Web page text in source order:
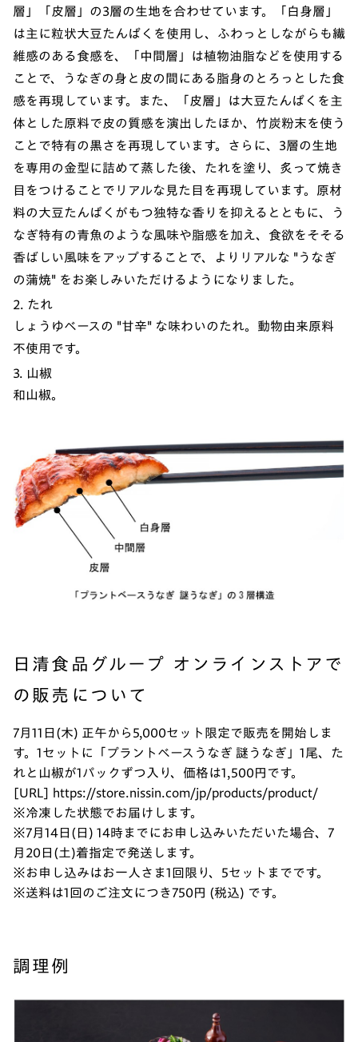
層」「皮層」の3層の生地を合わせています。「白身層」
は主に粒状大豆たんぱくを使用し、ふわっとしながらも繊
維感のある食感を、「中間層」は植物油脂などを使用する
ことで、うなぎの身と皮の間にある脂身のとろっとした食
感を再現しています。また、「皮層」は大豆たんぱくを主
体とした原料で皮の質感を演出したほか、竹炭粉末を使う
ことで特有の黒さを再現しています。さらに、3層の生地
を専用の金型に詰めて蒸した後、たれを塗り、炙って焼き
目をつけることでリアルな見た目を再現しています。原材
料の大豆たんぱくがもつ独特な香りを抑えるとともに、う
なぎ特有の青魚のような風味や脂感を加え、食欲をそそる
香ばしい風味をアップすることで、よりリアルな "うなぎ
の蒲焼" をお楽しみいただけるようになりました。
2. たれ
しょうゆベースの "甘辛" な味わいのたれ。動物由来原料
不使用です。
3. 山椒
和山椒。
日清食品グループ オンラインストアで
の販売について
7月11日(木) 正午から5,000セット限定で販売を開始しま
す。1セットに「プラントベースうなぎ 謎うなぎ」1尾、た
れと山椒が1パックずつ入り、価格は1,500円です。
[URL] https://store.nissin.com/jp/products/product/
※冷凍した状態でお届けします。
※7月14日(日) 14時までにお申し込みいただいた場合、7
月20日(土)着指定で発送します。
※お申し込みはお一人さま1回限り、5セットまでです。
※送料は1回のご注文につき750円 (税込) です。
調理例